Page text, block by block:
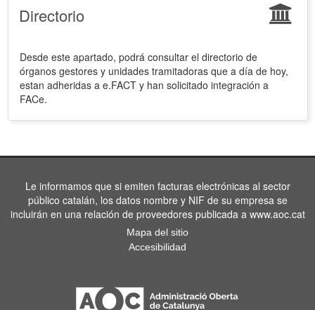
Directorio
Desde este apartado, podrá consultar el directorio de
órganos gestores y unidades tramitadoras que a día de hoy,
estan adheridas a e.FACT y han solicitado integración a
FACe.
Le informamos que si emiten facturas electrónicas al sector
público catalán, los datos nombre y NIF de su empresa se
incluirán en una relación de proveedores publicada a www.aoc.cat
Mapa del sitio
Accesibilidad